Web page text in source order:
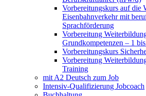
Vorbereitungskurs auf die
Eisenbahnverkehr mit
Sprachförderung
Vorbereitung
Grundkompetenzen – 1
Vorbereitungskurs
Vorbereitung
Training
mit A2 Deutsch zum Job
Intensiv-Qualifizierung Jobcoach